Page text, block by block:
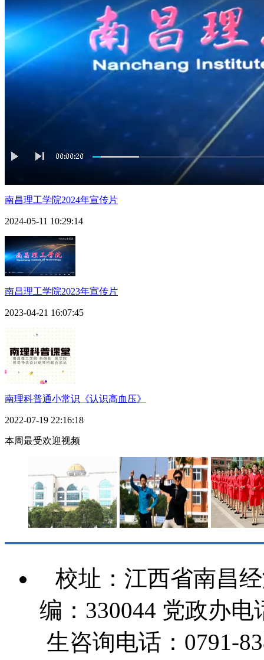
南昌理工学院2024年宣传片
2024-05-11 10:29:14
南昌理工学院2023年宣传片
2023-04-21 16:07:45
南理科普通小常识《认识高血压》
2022-07-19 22:16:18
本周最受欢迎视频
致我们即将离别的校
英雄校区学生自导自
《空姐之歌
校址：江西省南昌
编：330044 党政办电
生咨询电话：0791-